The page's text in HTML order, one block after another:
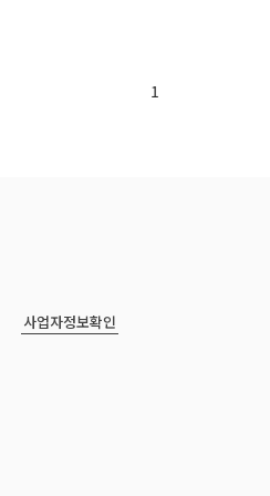
1
사업자정보확인